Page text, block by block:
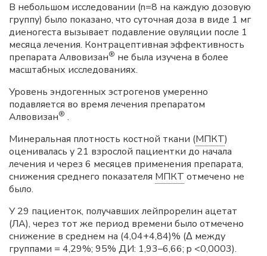
В небольшом исследовании (n=8 на каждую дозовую
группу) было показано, что суточная доза в виде 1 мг
диеногеста вызывает подавление овуляции после 1
месяца лечения. Контрацептивная эффективность
препарата Алвовизан® не была изучена в более
масштабных исследованиях.
Уровень эндогенных эстрогенов умеренно
подавляется во время лечения препаратом
Алвовизан® .
Минеральная плотность костной ткани (МПКТ)
оценивалась у 21 взрослой пациентки до начала
лечения и через 6 месяцев применения препарата,
снижения среднего показателя МПКТ отмечено не
было.
У 29 пациенток, получавших лейпрорелин ацетат
(ЛА), через тот же период времени было отмечено
снижение в среднем на (4,04+4,84)% (Δ между
группами = 4,29%; 95% ДИ: 1,93–6,66; p <0,0003).